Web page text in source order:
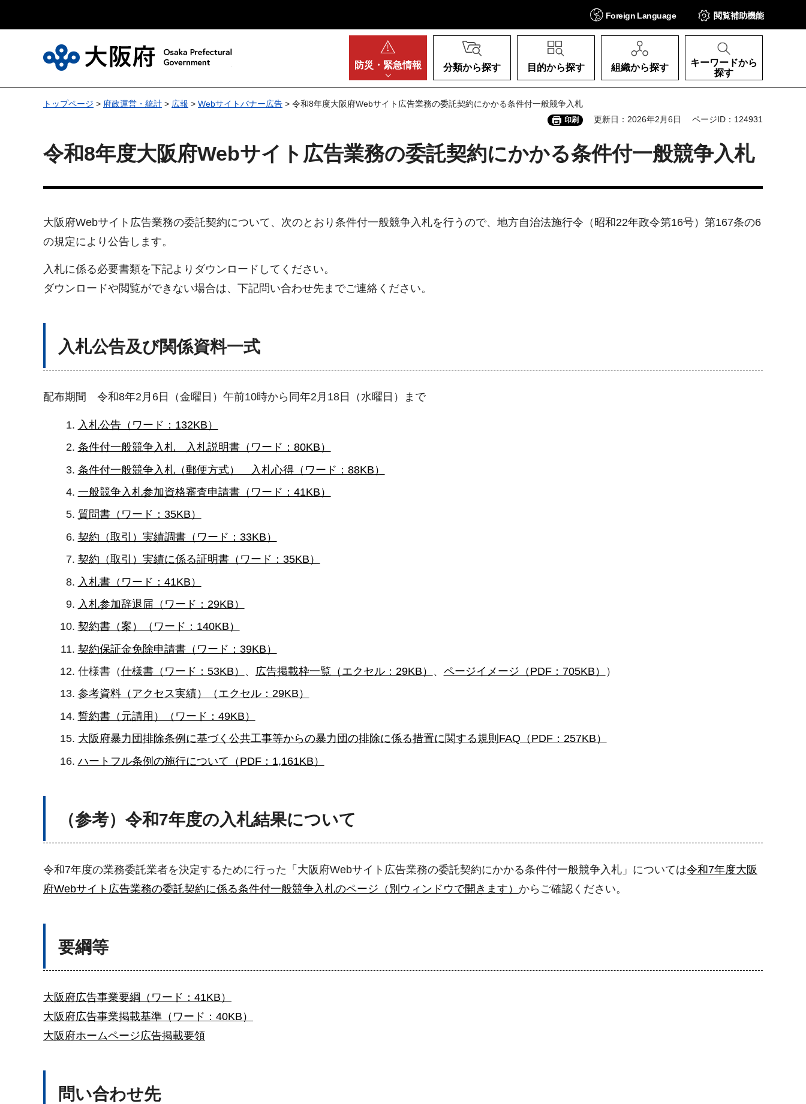
Foreign Language 閲覧補助機能
防災・ 緊急情報 分類から探す 目的から探す 組織から探す
キーワードから
探す
トップページ > 府政運営・統計 > 広報 > Webサイトバナー広告 > 令和8年度大阪府Webサイト広告業務の委託契約にかかる条件付一般競争入札
印刷 更新日：2026年2月6日 ページID：124931
令和8年度大阪府Webサイト広告業務の委託契約にかかる条件付一般競争入札
大阪府Webサイト広告業務の委託契約について、次のとおり条件付一般競争入札を行うので、地方自治法施行令（昭和22年政令第16号）第167条の6
の規定により公告します。
入札に係る必要書類を下記よりダウンロードしてください。
ダウンロードや閲覧ができない場合は、下記問い合わせ先までご連絡ください。
入札公告及び関係資料一式
配布期間 令和8年2月6日（金曜日）午前10時から同年2月18日（水曜日）まで
入札公告（ワード：132KB）
条件付一般競争入札 入札説明書（ワード：80KB）
条件付一般競争入札（郵便方式） 入札心得（ワード：88KB）
一般競争入札参加資格審査申請書（ワード：41KB）
質問書（ワード：35KB）
契約（取引）実績調書（ワード：33KB）
契約（取引）実績に係る証明書（ワード：35KB）
入札書（ワード：41KB）
入札参加辞退届（ワード：29KB）
契約書（案）（ワード：140KB）
契約保証金免除申請書（ワード：39KB）
仕様書（仕様書（ワード：53KB） 、 広告掲載枠一覧（エクセル：29KB） 、 ページイメージ（PDF：705KB）
）
参考資料（アクセス実績）（エクセル：29KB）
誓約書（元請用）（ワード：49KB）
大阪府暴力団排除条例に基づく公共工事等からの暴力団の排除に係る措置に関する規則FAQ（PDF：257KB）
ハートフル条例の施行について（PDF：1,161KB）
（参考）令和7年度の入札結果について
令和7年度の業務委託業者を決定するために行った「大阪府Webサイト広告業務の委託契約にかかる条件付一般競争入札」については令和7年度大阪
府Webサイト広告業務の委託契約に係る条件付一般競争入札のページ（別ウィンドウで開きます） からご確認ください。
要綱等
大阪府広告事業要綱（ワード：41KB）
大阪府広告事業掲載基準（ワード：40KB）
大阪府ホームページ広告掲載要領
問い合わせ先